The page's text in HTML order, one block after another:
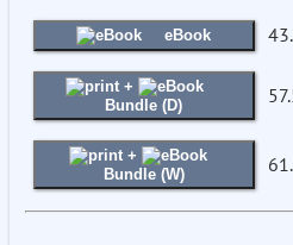
eBook
+
Bundle (D)
+
Bundle (W)